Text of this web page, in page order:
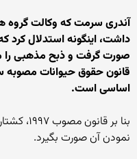
آندری سرمت که وکالت گروه
صورت گرفت و ذبح مذهبی را
اساسی است.
بنا بر
نمودن آن صورت بگیرد.